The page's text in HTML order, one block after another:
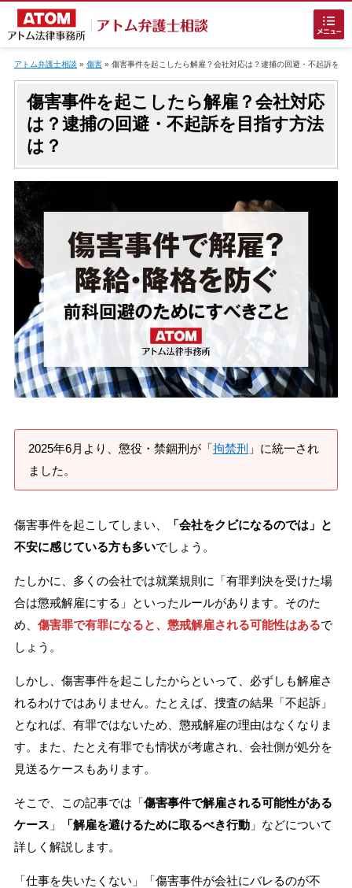
刑事事件でお困りの方
刑事事件の無料相談
接見・面会を弁護士に依頼
刑事事件を示談で解決したい
アトムについて知りたい方
弁護士費用
アクセス
解決実績
ご依頼者からのお手紙
無料相談の口コミ評判
刑事事件データベース
アトム弁護士相談 » 傷害» 傷害事件を起こしたら解雇？会社対応は？逮捕の回避・不起訴を目
傷害事件を起こしたら解雇？会社対応
は？逮捕の回避・不起訴を目指す方法
は？
2025年6月より、懲役・禁錮刑が「拘禁刑 」に統一され
ました。
傷害事件を起こしてしまい、
「会社をクビになるのでは」と
不安に感じている方も多いでしょう。
たしかに、多くの会社では就業規則に「有罪判決を受けた場
合は懲戒解雇にする」といったルールがあります。そのた
め、 傷害罪で有罪になると、懲戒解雇される可能性はあるで
しょう。
しかし、傷害事件を起こしたからといって、必ずしも解雇さ
れるわけではありません。たとえば、捜査の結果「不起訴」
となれば、有罪ではないため、懲戒解雇の理由はなくなりま
す。また、たとえ有罪でも情状が考慮され、会社側が処分を
見送るケースもあります。
そこで、この記事では「傷害事件で解雇される可能性がある
ケース 」 「解雇を避けるために取るべき行動」などについて
詳しく解説します。
「仕事を失いたくない」「傷害事件が会社にバレるのが不